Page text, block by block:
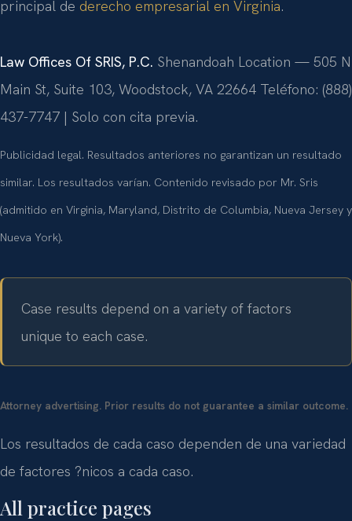
principal de derecho empresarial en Virginia.
Law Offices Of SRIS, P.C. Shenandoah Location — 505 N
Main St, Suite 103, Woodstock, VA 22664 Teléfono: (888)
437-7747 | Solo con cita previa.
Publicidad legal. Resultados anteriores no garantizan un resultado
similar. Los resultados varían. Contenido revisado por Mr. Sris
(admitido en Virginia, Maryland, Distrito de Columbia, Nueva Jersey y
Nueva York).
Case results depend on a variety of factors
unique to each case.
Attorney advertising. Prior results do not guarantee a similar outcome.
Los resultados de cada caso dependen de una variedad
de factores ?nicos a cada caso.
All practice pages